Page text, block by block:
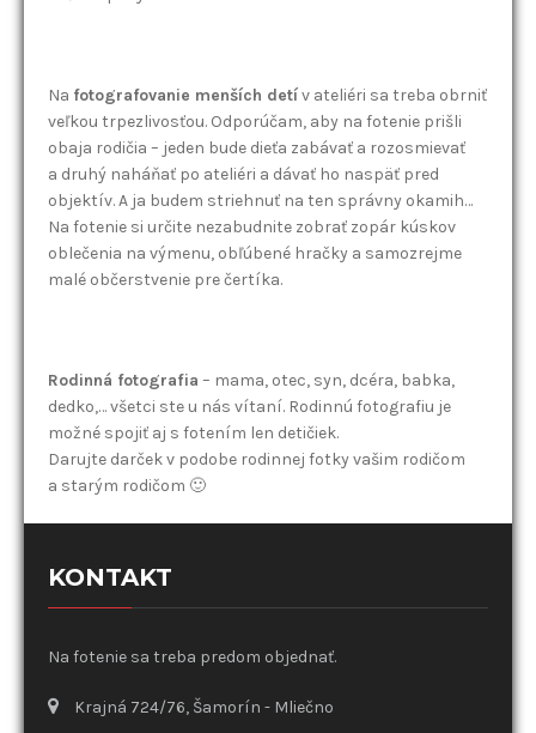
Na fotografovanie menších detív ateliéri sa treba obrniť
veľkou trpezlivosťou. Odporúčam, aby na fotenie prišli
obaja rodičia – jeden bude dieťa zabávať a rozosmievať
a druhý naháňať po ateliéri a dávať ho naspäť pred
objektív. A ja budem striehnuť na ten správny okamih…
Na fotenie si určite nezabudnite zobrať zopár kúskov
oblečenia na výmenu, obľúbené hračky a samozrejme
malé občerstvenie pre čertíka.
Rodinná fotografia – mama, otec, syn, dcéra, babka,
dedko,… všetci ste u nás vítaní. Rodinnú fotografiu je
možné spojiť aj s fotením len detičiek.
Darujte darček v podobe rodinnej fotky vašim rodičom
a starým rodičom 🙂
KONTAKT
Na fotenie sa treba predom objednať.
Krajná 724/76, Šamorín - Mliečno